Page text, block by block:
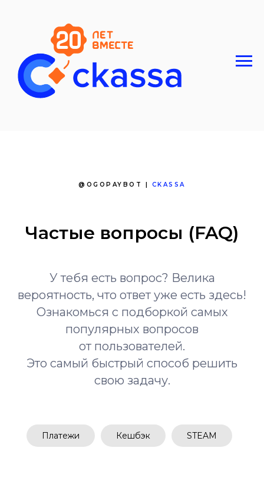
@OGOPAYBOT | CKASSA
Частые вопросы (FAQ)
У тебя есть вопрос? Велика
вероятность, что ответ уже есть здесь!
Ознакомься с подборкой самых
популярных вопросов
от пользователей.
Это самый быстрый способ решить
свою задачу.
Платежи Кешбэк STEAM